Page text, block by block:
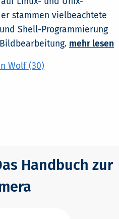
stammen vielbeachtete
Shell-Programmierung
mehr lesen
Wolf (30)
Handbuch zur